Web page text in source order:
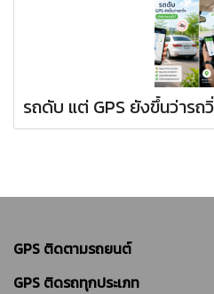
รถดับ แต่ GPS ยังขึ้นว่ารถ
GPS ติดตามรถยนต์
GPS ติดรถทุกประเภท